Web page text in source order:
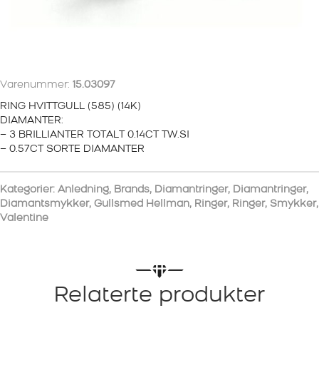
Varenummer: 15.03097
RING HVITTGULL (585) (14K)
DIAMANTER:
– 3 BRILLIANTER TOTALT 0.14CT TW.SI
– 0.57CT SORTE DIAMANTER
Kategorier: Anledning, Brands, Diamantringer, Diamantringer,
Diamantsmykker, Gullsmed Hellman, Ringer, Ringer, Smykker,
Valentine
Relaterte produkter